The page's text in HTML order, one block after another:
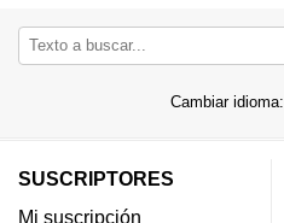
Cambiar idioma:
SUSCRIPTORES
Mi suscripción